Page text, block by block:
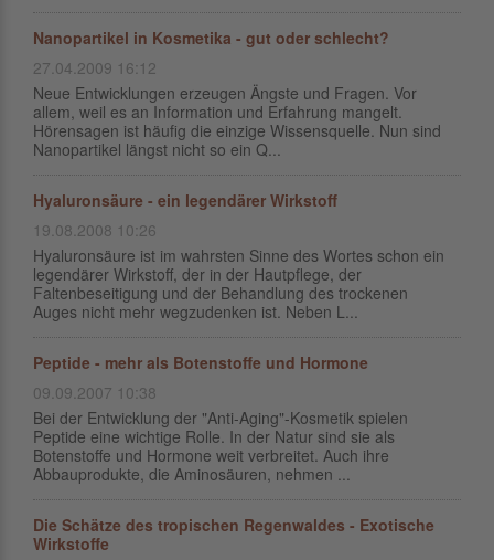
Nanopartikel in Kosmetika - gut oder schlecht?
27.04.2009 16:12
Neue Entwicklungen erzeugen Ängste und Fragen. Vor
allem, weil es an Information und Erfahrung mangelt.
Hörensagen ist häufig die einzige Wissensquelle. Nun sind
Nanopartikel längst nicht so ein Q...
Hyaluronsäure - ein legendärer Wirkstoff
19.08.2008 10:26
Hyaluronsäure ist im wahrsten Sinne des Wortes schon ein
legendärer Wirkstoff, der in der Hautpflege, der
Faltenbeseitigung und der Behandlung des trockenen
Auges nicht mehr wegzudenken ist. Neben L...
Peptide - mehr als Botenstoffe und Hormone
09.09.2007 10:38
Bei der Entwicklung der "Anti-Aging"-Kosmetik spielen
Peptide eine wichtige Rolle. In der Natur sind sie als
Botenstoffe und Hormone weit verbreitet. Auch ihre
Abbauprodukte, die Aminosäuren, nehmen ...
Die Schätze des tropischen Regenwaldes - Exotische
Wirkstoffe